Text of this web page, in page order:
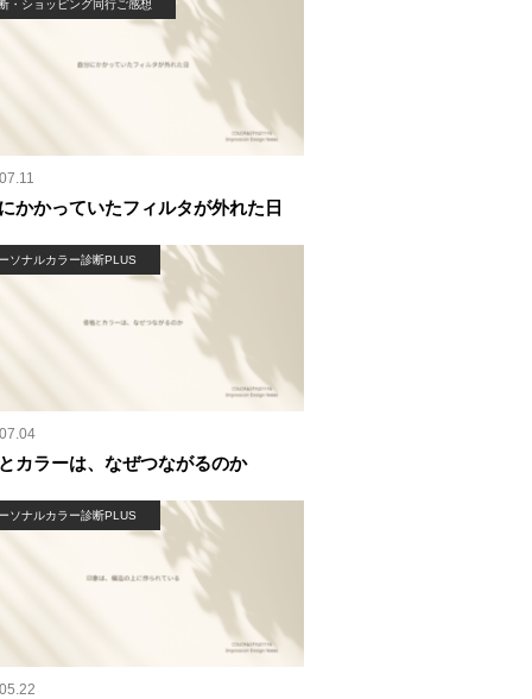
・ショッピング同行ご感想
かかっていたフィルタが外れた日
ソナルカラー診断PLUS
カラーは、なぜつながるのか
ソナルカラー診断PLUS